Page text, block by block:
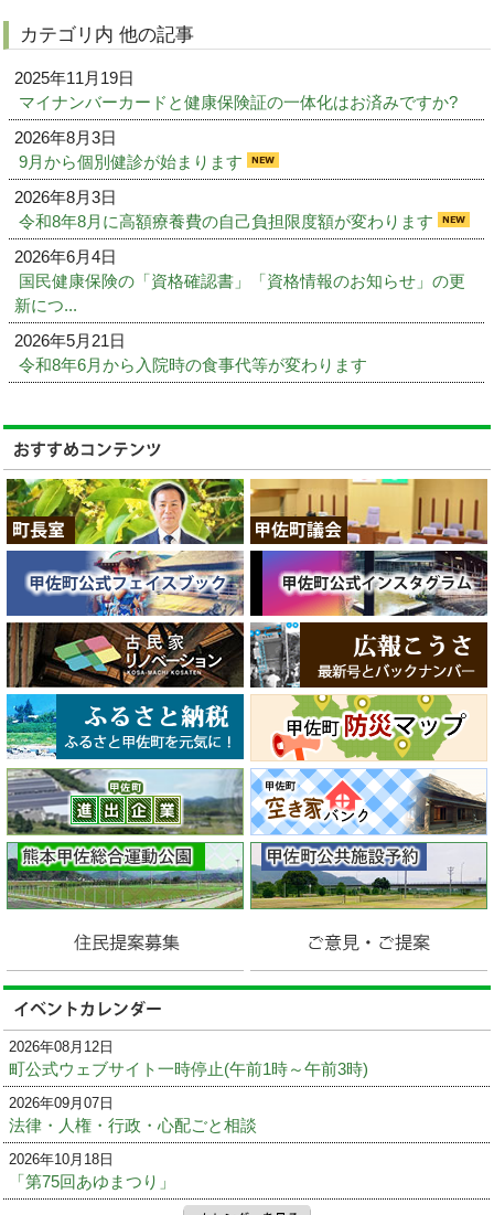
カテゴリ内 他の記事
2025年11月19日
マイナンバーカードと健康保険証の一体化はお済みですか?
2026年8月3日
9月から個別健診が始まります
2026年8月3日
令和8年8月に高額療養費の自己負担限度額が変わります
2026年6月4日
国民健康保険の「資格確認書」「資格情報のお知らせ」の更
新につ...
2026年5月21日
令和8年6月から入院時の食事代等が変わります
2026年08月12日
町公式ウェブサイト一時停止(午前1時～午前3時)
2026年09月07日
法律・人権・行政・心配ごと相談
2026年10月18日
「第75回あゆまつり」